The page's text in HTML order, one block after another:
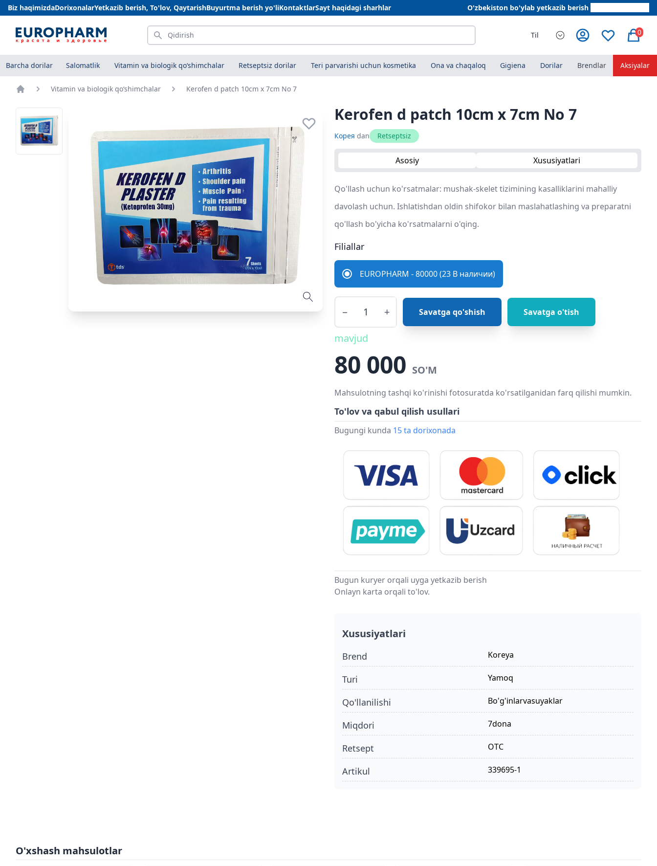
Biz haqimizdaDorixonalarYetkazib berish, To'lov, QaytarishBuyurtma berish yo'liKontaktlarSayt haqidagi sharhlar O'zbekiston bo'ylab yetkazib berish
Qidirish Til 0
Barcha dorilar Salomatlik Vitamin va biologik qo‘shimchalar Retseptsiz dorilar Teri parvarishi uchun kosmetika Ona va chaqaloq Gigiena Dorilar Brendlar Aksiyalar
Vitamin va biologik qo‘shimchalar Kerofen d patch 10cm x 7cm No 7
Kerofen d patch 10cm x 7cm No 7
Корея dan Retseptsiz
Asosiy Xususiyatlari
Qo'llash uchun ko'rsatmalar: mushak-skelet tizimining kasalliklarini mahalliy
davolash uchun. Ishlatishdan oldin shifokor bilan maslahatlashing va preparatni
qo'llash bo'yicha ko'rsatmalarni o'qing.
Filiallar
EUROPHARM - 80000 (23 В наличии)
− + Savatga qo'shish Savatga o'tish
mavjud
80 000 SO'M
Mahsulotning tashqi ko'rinishi fotosuratda ko'rsatilganidan farq qilishi mumkin.
To'lov va qabul qilish usullari
Bugungi kunda 15 ta dorixonada
Bugun kuryer orqali uyga yetkazib berish
Onlayn karta orqali to'lov.
Xususiyatlari
Brend Koreya
turi yamoq
qo'llanilishi bo'g'inlarvasuyaklar
miqdori 7dona
retsept OTC
Artikul 339695-1
O'xshash mahsulotlar